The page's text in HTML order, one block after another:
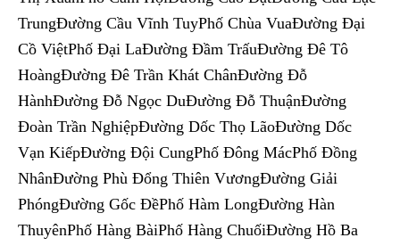
TrungĐường Cầu Vĩnh TuyPhố Chùa VuaĐường Đại
Cồ ViệtPhố Đại LaĐường Đầm TrấuĐường Đê Tô
HoàngĐường Đê Trần Khát ChânĐường Đỗ
HànhĐường Đỗ Ngọc DuĐường Đỗ ThuậnĐường
Đoàn Trần NghiệpĐường Dốc Thọ LãoĐường Dốc
Vạn KiếpĐường Đội CungPhố Đông MácPhố Đồng
NhânĐường Phù Đổng Thiên VươngĐường Giải
PhóngĐường Gốc ĐềPhố Hàm LongĐường Hàn
ThuyênPhố Hàng BàiPhố Hàng ChuốiĐường Hồ Ba